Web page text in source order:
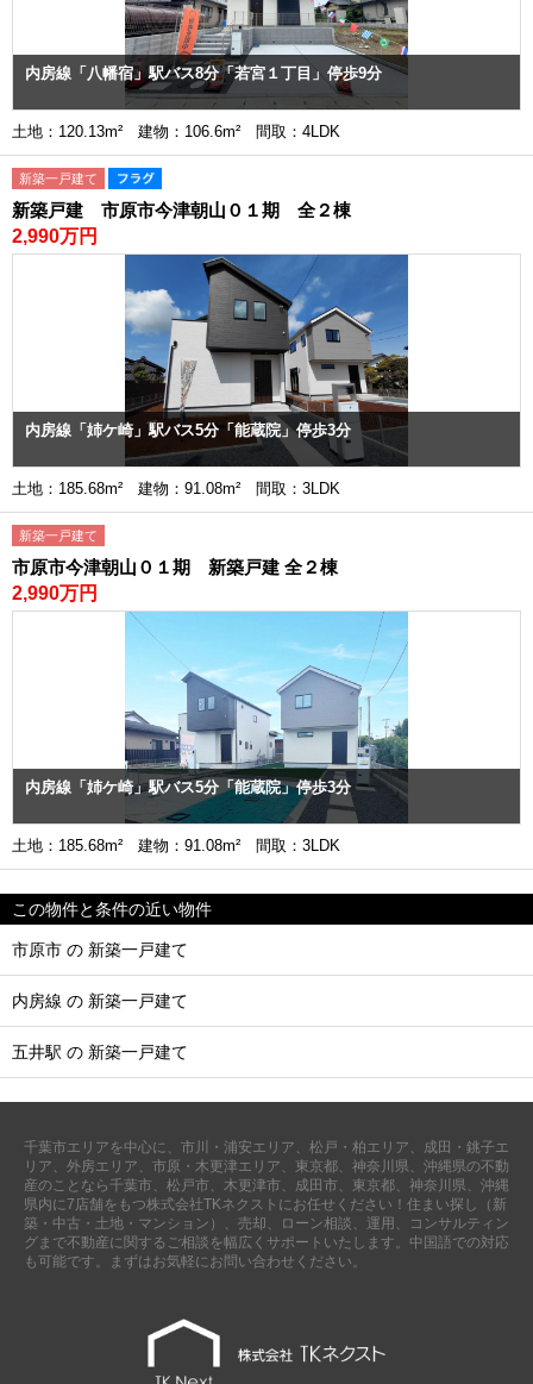
内房線「八幡宿」駅バス8分「若宮１丁目」停歩9分
土地：120.13m² 建物：106.6m² 間取：4LDK
新築一戸建て
新築戸建 市原市今津朝山０１期 全２棟
2,990万円
内房線「姉ケ崎」駅バス5分「能蔵院」停歩3分
土地：185.68m² 建物：91.08m² 間取：3LDK
新築一戸建て
市原市今津朝山０１期 新築戸建 全２棟
2,990万円
内房線「姉ケ崎」駅バス5分「能蔵院」停歩3分
土地：185.68m² 建物：91.08m² 間取：3LDK
この物件と条件の近い物件
市原市 の 新築一戸建て
内房線 の 新築一戸建て
五井駅 の 新築一戸建て
千葉市エリアを中心に、市川・浦安エリア、松戸・柏エリア、成田・銚子エ
リア、外房エリア、市原・木更津エリア、東京都、神奈川県、沖縄県の不動
産のことなら千葉市、松戸市、木更津市、成田市、東京都、神奈川県、沖縄
県内に7店舗をもつ株式会社TKネクストにお任せください！住まい探し（新
築・中古・土地・マンション）、売却、ローン相談、運用、コンサルティン
グまで不動産に関するご相談を幅広くサポートいたします。中国語での対応
も可能です。まずはお気軽にお問い合わせください。